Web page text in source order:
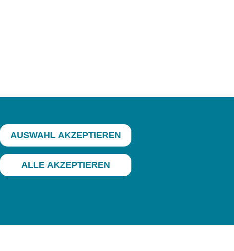
AUSWAHL AKZEPTIEREN
ALLE AKZEPTIEREN